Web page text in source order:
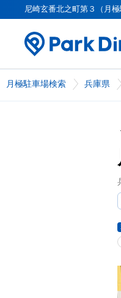
尼崎玄番北之町第３（月
月極駐車場検索 兵庫県